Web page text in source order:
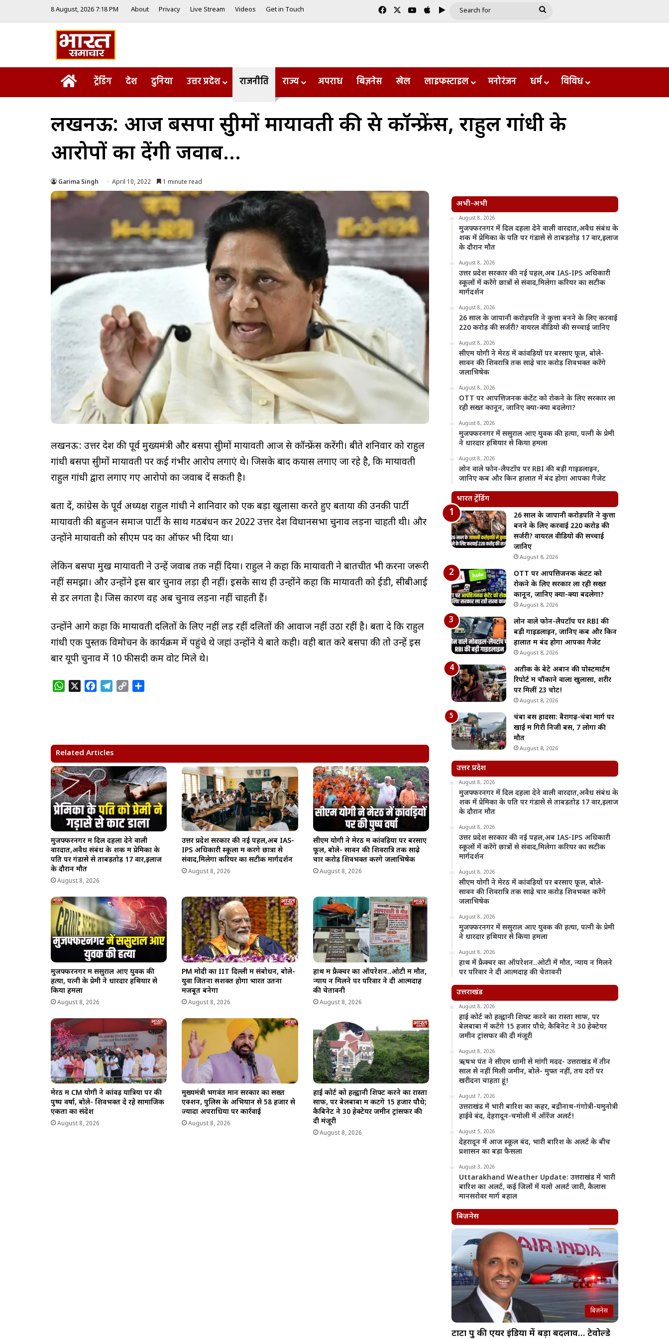
8 August, 2026 7:18 PM About Privacy Live Stream Videos Get in Touch FacebookYouTube
AppleGoogle Play
Search
Homeट्रेंडिंग देश दुनिया उत्तर प्रदेश राजनीति राज्य अपराध बिज़नेस खेल लाइफस्टाइल मनोरंजन धर्म विविध
लखनऊ: आज बसपा सुप्रीमों मायावती की प्रेस कॉन्फ्रेंस, राहुल गांधी के
आरोपों का देंगी जवाब…
Garima Singh April 10, 2022 1 minute read
लखनऊ: उत्तर प्रदेश की पूर्व मुख्यमंत्री और बसपा सुप्रीमों मायावती आज प्रेस कॉन्फ्रेंस करेंगी। बीते शनिवार को राहुल
गांधी बसपा सुप्रीमों मायावती पर कई गंभीर आरोप लगाएं थे। जिसके बाद कयास लगाए जा रहे है, कि मायावती
राहुल गांधी द्वारा लगाए गए आरोपो का जवाब दें सकती है।
बता दें, कांग्रेस के पूर्व अध्यक्ष राहुल गांधी ने शानिवार को एक बड़ा खुलासा करते हुए बताया की उनकी पार्टी
मायावती की बहुजन समाज पार्टी के साथ गठबंधन कर 2022 उत्तर प्रदेश विधानसभा चुनाव लड़ना चाहती थी। और
उन्होंने मायावती को सीएम पद का ऑफर भी दिया था।
लेकिन बसपा प्रमुख मायावती ने उन्हें जवाब तक नहीं दिया। राहुल ने कहा कि मायावती ने बातचीत भी करना जरूरी
नहीं समझा। और उन्होंने इस बार चुनाव लड़ा ही नहीं। इसके साथ ही उन्होंने कहा कि मायावती को ईडी, सीबीआई
से डर लगता है। जिस कारण वह अब चुनाव लड़ना नहीं चाहती हैं।
उन्होंने आगे कहा कि मायावती दलितों के लिए नहीं लड़ रहीं दलितों की आवाज नहीं उठा रहीं है। बता दे कि राहुल
गांधी एक पुस्तक विमोचन के कार्यक्रम में पहुंचे थे जहां उन्होंने ये बाते कही। वही बात करे बसपा की तो उन्हें इस
बार यूपी चुनाव में 10 फीसदी कम वोट मिले थे।
W
A
p
p
o
o
k
r
a
m
i
k
Related Articles
मुजफ्फरनगर में दिल दहला देने वाली
वारदात,अवैध संबंध के शक में प्रेमिका के
पति पर गंडासे से ताबड़तोड़ 17 वार,इलाज
के दौरान मौत
August 8, 2026
उत्तर प्रदेश सरकार की नई पहल,अब IAS-
IPS अधिकारी स्कूलों में करेंगे छात्रों से
संवाद,मिलेगा करियर का सटीक मार्गदर्शन
August 8, 2026
सीएम योगी ने मेरठ में कांवड़ियों पर बरसाए
फूल, बोले- सावन की शिवरात्रि तक साढ़े
चार करोड़ शिवभक्त करेंगे जलाभिषेक
August 8, 2026
मुजफ्फरनगर में ससुराल आए युवक की
हत्या, पत्नी के प्रेमी ने धारदार हथियार से
किया हमला
August 8, 2026
PM मोदी का IIT दिल्ली में संबोधन, बोले-
युवा जितना सशक्त होगा भारत उतना
मजबूत बनेगा
August 8, 2026
हाथ में फ्रैक्चर का ऑपरेशन..ओटी में मौत,
न्याय न मिलने पर परिवार ने दी आत्मदाह
की चेतावनी
August 8, 2026
मेरठ में CM योगी ने कांवड़ यात्रियों पर की
पुष्प वर्षा, बोले- शिवभक्त दे रहे सामाजिक
एकता का संदेश
August 8, 2026
मुख्यमंत्री भगवंत मान सरकार का सख्त
एक्शन, पुलिस के अभियान से 58 हजार से
ज्यादा अपराधियों पर कार्रवाई
August 8, 2026
हाई कोर्ट को हल्द्वानी शिफ्ट करने का रास्ता
साफ, पर बेलबाबा में कटेंगे 15 हजार पौधे;
कैबिनेट ने 30 हेक्टेयर जमीन ट्रांसफर की
दी मंजूरी
August 8, 2026
अभी-अभी
August 8, 2026
मुजफ्फरनगर में दिल दहला देने वाली वारदात,अवैध संबंध के
शक में प्रेमिका के पति पर गंडासे से ताबड़तोड़ 17 वार,इलाज
के दौरान मौत
August 8, 2026
उत्तर प्रदेश सरकार की नई पहल,अब IAS-IPS अधिकारी
स्कूलों में करेंगे छात्रों से संवाद,मिलेगा करियर का सटीक
मार्गदर्शन
August 8, 2026
26 साल के जापानी करोड़पति ने कुत्ता बनने के लिए करवाई
220 करोड़ की सर्जरी? वायरल वीडियो की सच्चाई जानिए
August 8, 2026
सीएम योगी ने मेरठ में कांवड़ियों पर बरसाए फूल, बोले-
सावन की शिवरात्रि तक साढ़े चार करोड़ शिवभक्त करेंगे
जलाभिषेक
August 8, 2026
OTT पर आपत्तिजनक कंटेंट को रोकने के लिए सरकार ला
रही सख्त कानून, जानिए क्या-क्या बदलेगा?
August 8, 2026
मुजफ्फरनगर में ससुराल आए युवक की हत्या, पत्नी के प्रेमी
ने धारदार हथियार से किया हमला
August 8, 2026
लोन वाले फोन-लैपटॉप पर RBI की बड़ी गाइडलाइन,
जानिए कब और किन हालात में बंद होगा आपका गैजेट
भारत ट्रेंडिंग
26 साल के जापानी करोड़पति ने कुत्ता
बनने के लिए करवाई 220 करोड़ की
सर्जरी? वायरल वीडियो की सच्चाई
जानिए
August 8, 2026
OTT पर आपत्तिजनक कंटेंट को
रोकने के लिए सरकार ला रही सख्त
कानून, जानिए क्या-क्या बदलेगा?
August 8, 2026
लोन वाले फोन-लैपटॉप पर RBI की
बड़ी गाइडलाइन, जानिए कब और किन
हालात में बंद होगा आपका गैजेट
August 8, 2026
अतीक के बेटे अबान की पोस्टमार्टम
रिपोर्ट में चौंकाने वाला खुलासा, शरीर
पर मिलीं 23 चोटें!
August 8, 2026
चंबा बस हादसा: बैरागढ़-चंबा मार्ग पर
खाई में गिरी निजी बस, 7 लोगों की
मौत
August 8, 2026
उत्तर प्रदेश
August 8, 2026
मुजफ्फरनगर में दिल दहला देने वाली वारदात,अवैध संबंध के
शक में प्रेमिका के पति पर गंडासे से ताबड़तोड़ 17 वार,इलाज
के दौरान मौत
August 8, 2026
उत्तर प्रदेश सरकार की नई पहल,अब IAS-IPS अधिकारी
स्कूलों में करेंगे छात्रों से संवाद,मिलेगा करियर का सटीक
मार्गदर्शन
August 8, 2026
सीएम योगी ने मेरठ में कांवड़ियों पर बरसाए फूल, बोले-
सावन की शिवरात्रि तक साढ़े चार करोड़ शिवभक्त करेंगे
जलाभिषेक
August 8, 2026
मुजफ्फरनगर में ससुराल आए युवक की हत्या, पत्नी के प्रेमी
ने धारदार हथियार से किया हमला
August 8, 2026
हाथ में फ्रैक्चर का ऑपरेशन..ओटी में मौत, न्याय न मिलने
पर परिवार ने दी आत्मदाह की चेतावनी
उत्तराखंड
August 8, 2026
हाई कोर्ट को हल्द्वानी शिफ्ट करने का रास्ता साफ, पर
बेलबाबा में कटेंगे 15 हजार पौधे; कैबिनेट ने 30 हेक्टेयर
जमीन ट्रांसफर की दी मंजूरी
August 8, 2026
ऋषभ पंत ने सीएम धामी से मांगी मदद- उत्तराखंड में तीन
साल से नहीं मिली जमीन, बोले- मुफ्त नहीं, तय दरों पर
खरीदना चाहता हूं!
August 7, 2026
उत्तराखंड में भारी बारिश का कहर, बद्रीनाथ-गंगोत्री-यमुनोत्री
हाईवे बंद, देहरादून-चमोली में ऑरेंज अलर्ट!
August 5, 2026
देहरादून में आज स्कूल बंद, भारी बारिश के अलर्ट के बीच
प्रशासन का बड़ा फैसला
August 3, 2026
Uttarakhand Weather Update: उत्तराखंड में भारी
बारिश का अलर्ट, कई जिलों में यलो अलर्ट जारी, कैलास
मानसरोवर मार्ग बहाल
बिज़नेस
बिज़नेस
टाटा ग्रुप की एयर इंडिया में बड़ा बदलाव… टेवोल्डे